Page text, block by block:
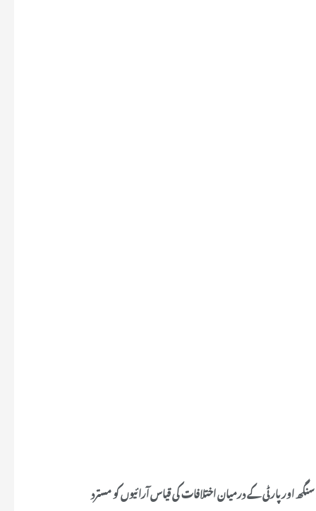
اور پارٹی کے درمیان اختلافات کی قیاس آرائیوں کو مسترد